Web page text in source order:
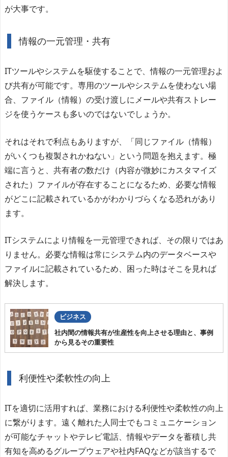
が大事です。
情報の一元管理・共有
ITツールやシステムを駆使することで、情報の一元管理およ
び共有が可能です。専用のツールやシステムを使わない場
合、ファイル（情報）の受け渡しにメールや共有ストレー
ジを使うケースも多いのではないでしょうか。
それはそれで利点もありますが、「同じファイル（情報）
がいくつも複製されかねない」という問題を抱えます。極
端に言うと、共有者の数だけ（内容が微妙にカスタマイズ
された）ファイルが存在することになるため、必要な情報
がどこに記載されているかがわかりづらくなる恐れがあり
ます。
ITシステムにより情報を一元管理できれば、その限りではあ
りません。必要な情報は常にシステム内のデータベースや
ファイルに記載されているため、困った時はそこを見れば
解決します。
ビジネス
社内間の情報共有が生産性を向上させる理由と、事例
から見るその重要性
利便性や柔軟性の向上
ITを適切に活用すれば、業務における利便性や柔軟性の向上
に繋がります。遠く離れた人同士でもコミュニケーション
が可能なチャットやテレビ電話、情報やデータを蓄積し共
有知を高めるグループウェアや社内FAQなどが該当するで